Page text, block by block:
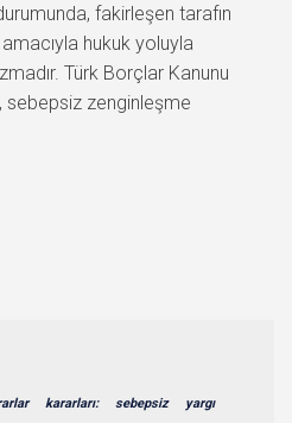
fakirleşen tarafın
amacıyla hukuk yoluyla
Türk Borçlar Kanunu
sebepsiz zenginleşme
kararları: sebepsiz yargı